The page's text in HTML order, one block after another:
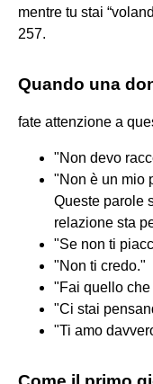
mentre tu stai
257.
Quando una
fate attenzione a
"Non devo
"Non è un mio
Queste parole
relazione sta
"Se non ti
"Non ti credo."
"Fai quello che
"Ci stai
"Ti amo